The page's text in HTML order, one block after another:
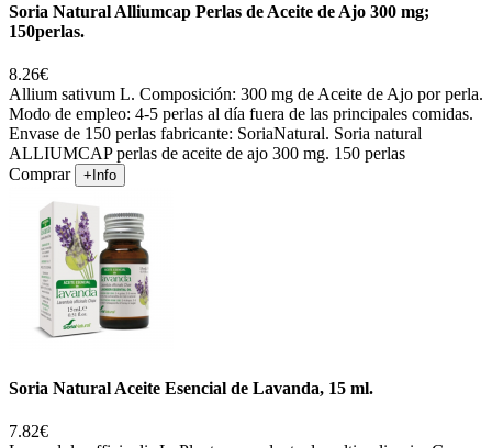
Soria Natural Alliumcap Perlas de Aceite de Ajo 300 mg;
150perlas.
8.26€
Allium sativum L. Composición: 300 mg de Aceite de Ajo por perla.
Modo de empleo: 4-5 perlas al día fuera de las principales comidas.
Envase de 150 perlas fabricante: SoriaNatural. Soria natural
ALLIUMCAP perlas de aceite de ajo 300 mg. 150 perlas
Comprar
+Info
Soria Natural Aceite Esencial de Lavanda, 15 ml.
7.82€